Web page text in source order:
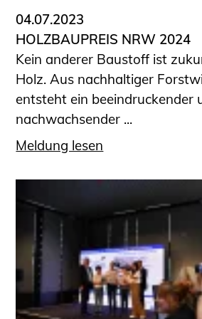
04.07.2023
HOLZBAUPREIS NRW 2024
Kein anderer Baustoff ist
Holz. Aus nachhaltiger
entsteht ein be­ein­druckender
nachwachsender ...
Meldung lesen